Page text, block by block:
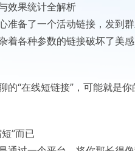
效果统计全解析
准备了一个活动链接，发到
着各种参数的链接破坏了美
的“在线短链接”，可能就是
”而已